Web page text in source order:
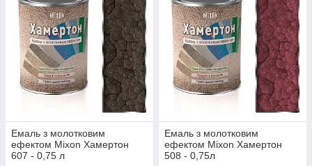
Емаль з молотковим
ефектом Mixon Хамертон
607 - 0,75 л
Емаль з молотковим
ефектом Mixon Хамертон
508 - 0,75л